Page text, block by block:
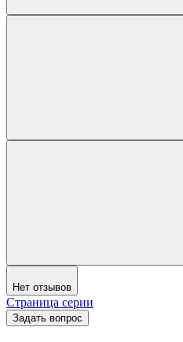
Нет отзывов
Страница серии
Задать вопрос